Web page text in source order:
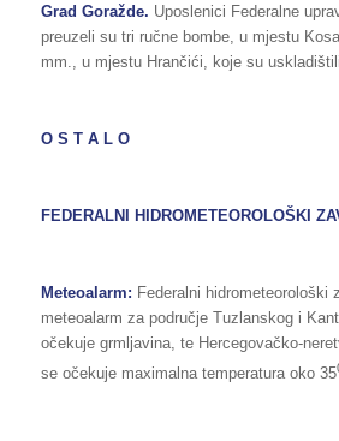
Grad Goražde. Uposlenici Federalne
preuzeli su tri ručne bombe, u mjestu
mm., u mjestu Hrančići, koje su uskladištili.
O S T A L O
FEDERALNI HIDROMETEOROLOŠKI
Meteoalarm: Federalni hidrometeorološki
meteoalarm za područje Tuzlanskog i
očekuje grmljavina, te Hercegovačko-
se očekuje maximalna temperatura oko 35